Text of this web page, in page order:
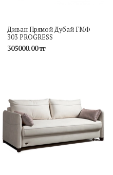
Диван Прямой Дубай ГМФ
303 PROGRESS
305000.00 тг